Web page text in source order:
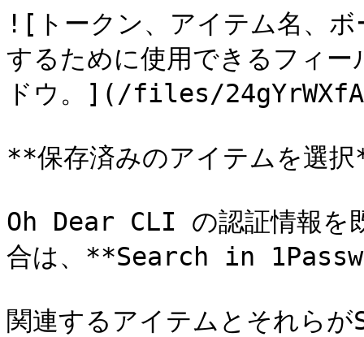
![トークン、アイテム名、
するために使用できるフィ
ドウ。](/files/
**保存済みのアイテムを選
Oh Dear CLI の認証情報を
合は、**Search in
関連するアイテムとそれら